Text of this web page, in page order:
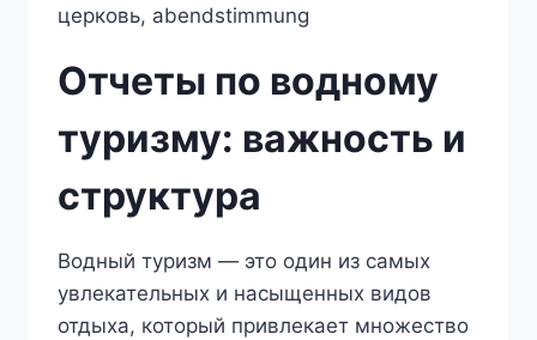
Отчеты по водному
туризму: важность и
структура
Водный туризм — это один из самых
увлекательных и насыщенных видов
отдыха, который привлекает множество